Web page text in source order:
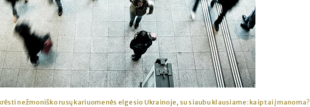
nežmoniško rusų kariuomenės elgesio Ukrainoje, su siaubu klausiame: kaip tai įmanoma?